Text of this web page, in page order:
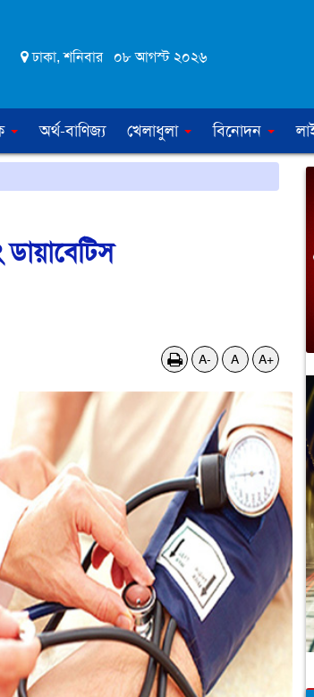
ঢাকা, শনিবার ০৮ আগস্ট ২০২৬
অর্থ-বাণিজ্য খেলাধুলা বিনোদন
A- A A+